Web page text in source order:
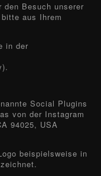
Besuch unserer
aus Ihrem
in der
Social Plugins
von der Instagram
94025, USA
beispielsweise in